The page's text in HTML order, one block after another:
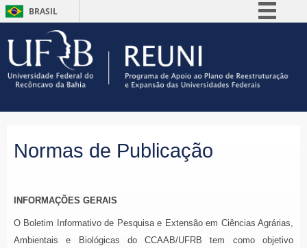
BRASIL
Participe
Normas de Publicação
INFORMAÇÕES GERAIS
O Boletim Informativo de Pesquisa e Extensão em Ciências Agrárias,
Ambientais e Biológicas do CCAAB/UFRB tem como objetivo